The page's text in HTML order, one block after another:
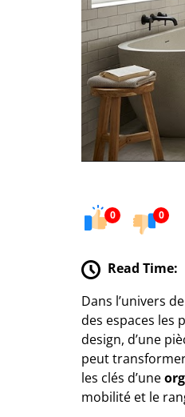
0 0
Read Time:
Dans l’univers
des espaces les
design, d’une
peut
les clés d’une
mobilité et le